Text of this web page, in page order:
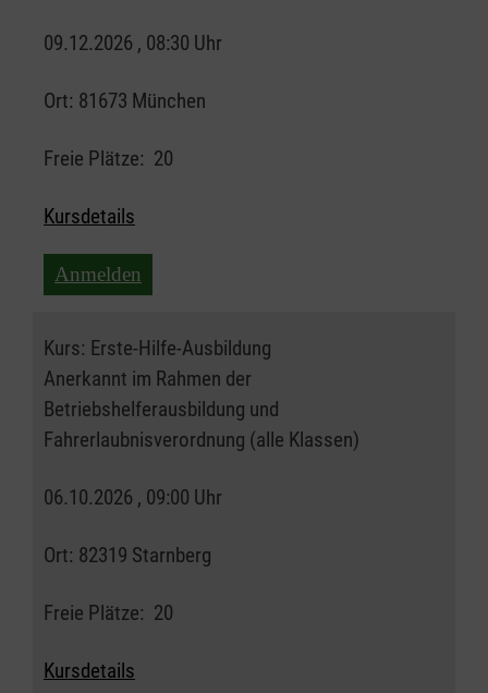
09.12.2026 , 08:30 Uhr
Ort: 81673 München
Freie Plätze: 20
Kursdetails
Anmelden
Kurs: Erste-Hilfe-Ausbildung
Anerkannt im Rahmen der
Betriebshelferausbildung und
Fahrerlaubnisverordnung (alle Klassen)
06.10.2026 , 09:00 Uhr
Ort: 82319 Starnberg
Freie Plätze: 20
Kursdetails